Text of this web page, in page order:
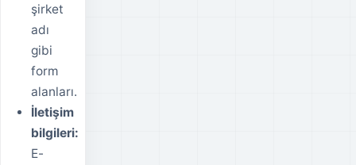
şirket
adı
gibi
form
alanları.
İletişim
bilgileri:
E-